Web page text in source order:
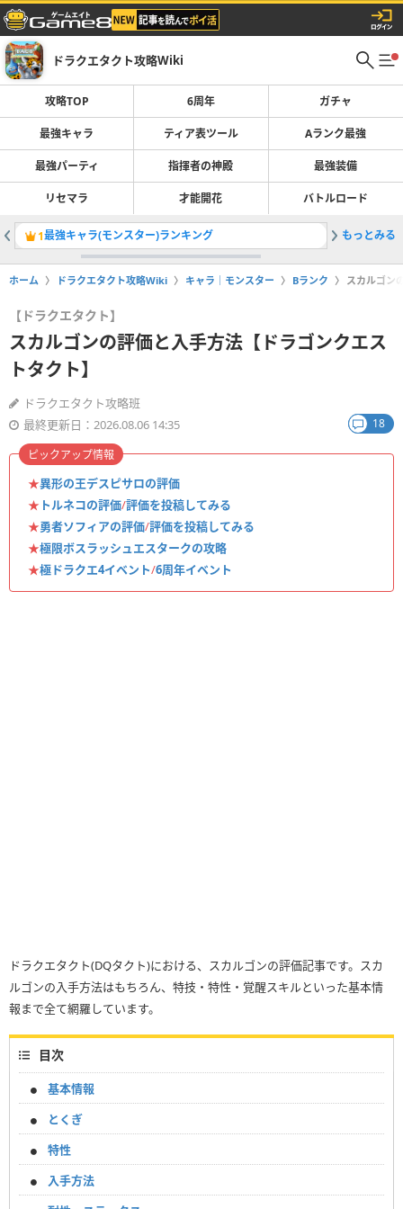
ドラクエタクト攻略Wiki
攻略TOP 6周年 ガチャ
最強キャラ ティア表ツール Aランク最強
最強パーティ 指揮者の神殿 最強装備
リセマラ 才能開花 バトルロード
1最強キャラ(モンスター)ランキング 2異形の
もっとみる
ホーム ドラクエタクト攻略Wiki キャラ｜モンスター Bランク スカルゴン
【ドラクエタクト】
スカルゴンの評価と入手方法【ドラゴンクエス
トタクト】
ドラクエタクト攻略班
最終更新日：2026.08.06 14:35
18
★異形の王デスピサロの評価
★ トルネコの評価/評価を投稿してみる
★勇者ソフィアの評価/評価を投稿してみる
★極限ボスラッシュエスタークの攻略
★極ドラクエ4イベント/6周年イベント
ピックアップ情報
ドラクエタクト(DQタクト)における、スカルゴンの評価記事です。スカ
ルゴンの入手方法はもちろん、特技・特性・覚醒スキルといった基本情
報まで全て網羅しています。
目次
基本情報
とくぎ
特性
入手方法